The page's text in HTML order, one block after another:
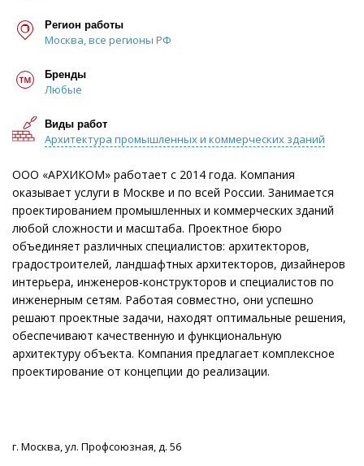
Регион работы
Москва, все регионы РФ
Бренды
Любые
Виды работ
Архитектура промышленных и коммерческих зданий
ООО «АРХИКОМ» работает с 2014 года. Компания
оказывает услуги в Москве и по всей России. Занимается
проектированием промышленных и коммерческих зданий
любой сложности и масштаба. Проектное бюро
объединяет различных специалистов: архитекторов,
градостроителей, ландшафтных архитекторов, дизайнеров
интерьера, инженеров-конструкторов и специалистов по
инженерным сетям. Работая совместно, они успешно
решают проектные задачи, находят оптимальные решения,
обеспечивают качественную и функциональную
архитектуру объекта. Компания предлагает комплексное
проектирование от концепции до реализации.
г. Москва, ул. Профсоюзная, д. 56